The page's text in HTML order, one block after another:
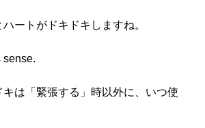
ートがドキドキしますね。
sense.
は「緊張する」時以外に、いつ使